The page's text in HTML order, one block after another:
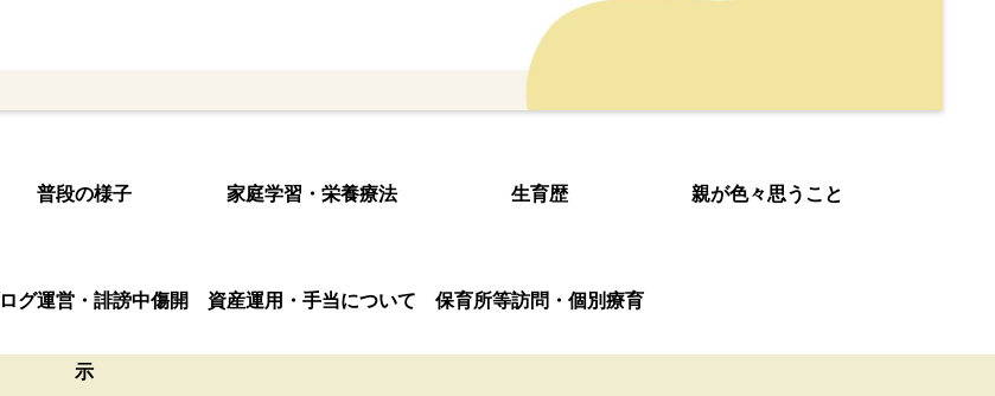
普段の様子 家庭学習・栄養療法 生育歴 親が色々思うこと
グ運営・誹謗中傷開
示
資産運用・手当について 保育所等訪問・個別療育